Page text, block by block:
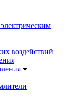
воздействий